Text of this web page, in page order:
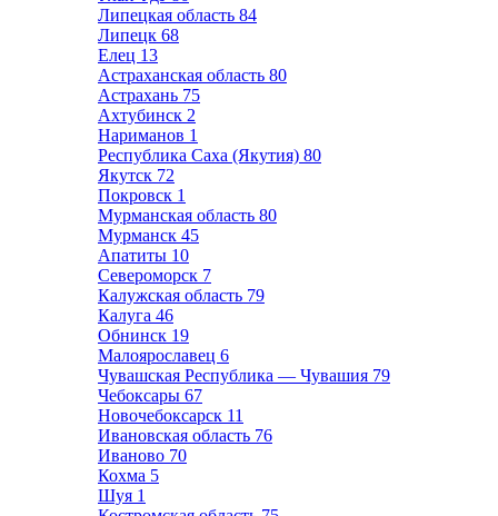
Липецкая область 84
Липецк 68
Елец 13
Астраханская область 80
Астрахань 75
Ахтубинск 2
Нариманов 1
Республика Саха (Якутия) 80
Якутск 72
Покровск 1
Мурманская область 80
Мурманск 45
Апатиты 10
Североморск 7
Калужская область 79
Калуга 46
Обнинск 19
Малоярославец 6
Чувашская Республика — Чувашия 79
Чебоксары 67
Новочебоксарск 11
Ивановская область 76
Иваново 70
Кохма 5
Шуя 1